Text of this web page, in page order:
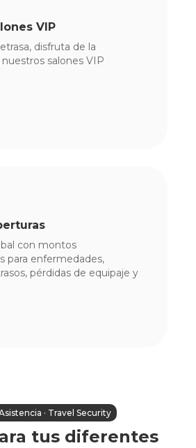
VIP
disfruta de la
salones VIP
con montos
para enfermedades,
pérdidas de equipaje y
· Travel Security
tus diferentes